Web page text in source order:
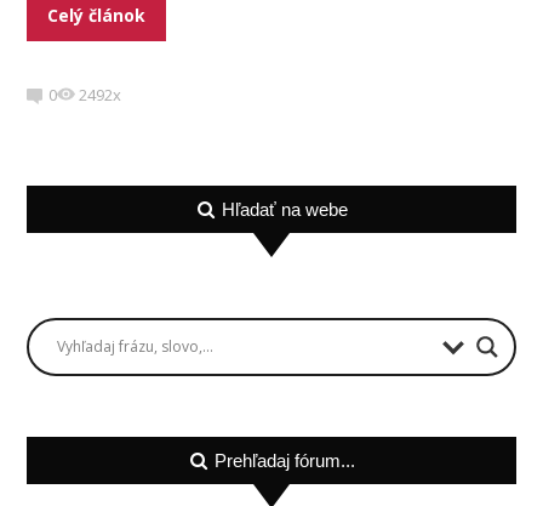
Celý článok
0 2492x
Hľadať na webe
Prehľadaj fórum...